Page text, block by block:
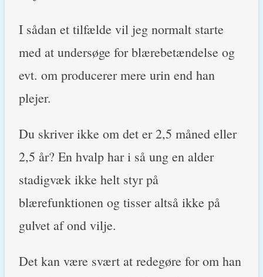
I sådan et tilfælde vil jeg normalt starte
med at undersøge for blærebetændelse og
evt. om producerer mere urin end han
plejer.
Du skriver ikke om det er 2,5 måned eller
2,5 år? En hvalp har i så ung en alder
stadigvæk ikke helt styr på
blærefunktionen og tisser altså ikke på
gulvet af ond vilje.
Det kan være svært at redegøre for om han